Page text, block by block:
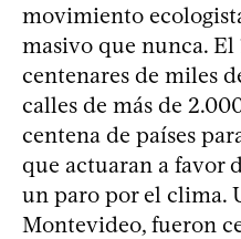
movimiento
masivo que nunca. El
centenares de miles
calles de más de
centena de países
que actuaran a favor
un paro por el clima.
Montevideo, fueron